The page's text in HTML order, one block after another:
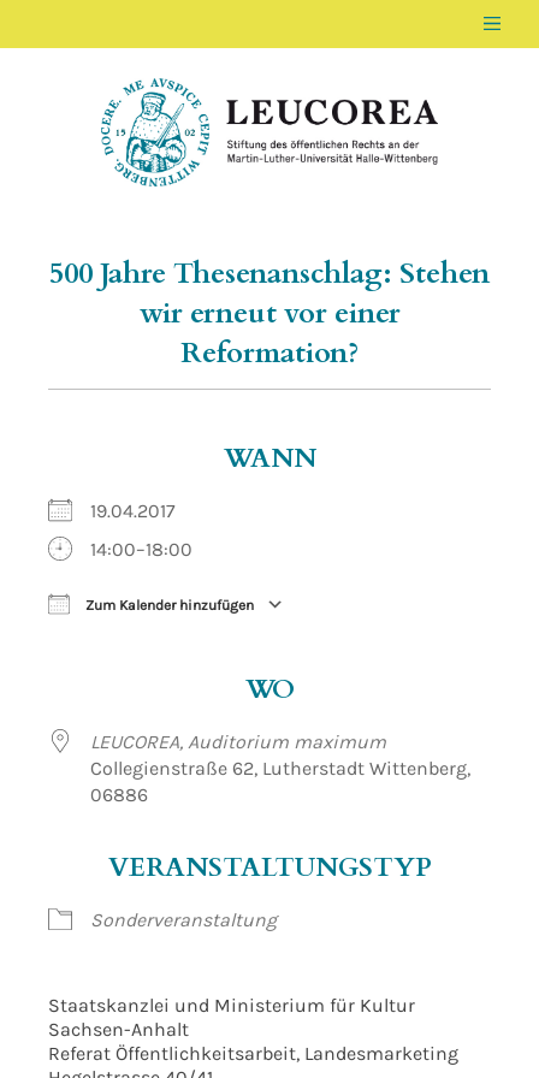
LEUCOREA DE
Stiftung des öffentlichen Rechts an der
500 Jahre Thesenanschlag: Stehen
wir erneut vor einer
Reformation?
WANN
19.04.2017
14:00–18:00
Zum Kalender hinzufügen
WO
LEUCOREA, Auditorium maximum
Collegienstraße 62, Lutherstadt Wittenberg,
06886
VERANSTALTUNGSTYP
Sonderveranstaltung
Staatskanzlei und Ministerium für Kultur
Sachsen-Anhalt
Referat Öffentlichkeitsarbeit, Landesmarketing